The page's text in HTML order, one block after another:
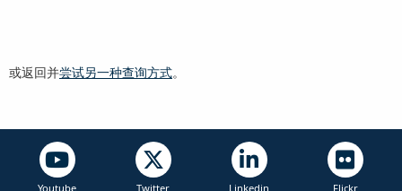
或返回并尝试另一种查询方式。
Youtube Twitter Linkedin Flickr